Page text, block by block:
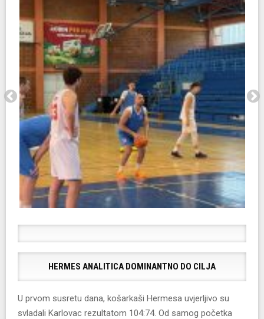
​HERMES ANALITICA DOMINANTNO DO CILJA
​U prvom susretu dana, košarkaši Hermesa uvjerljivo su
svladali Karlovac rezultatom 104:74. Od samog početka